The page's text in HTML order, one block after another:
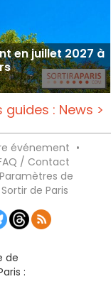
en juillet 2027 à
guides : News >
événement •
/ Contact
Paramètres de
Sortir de Paris
de
: